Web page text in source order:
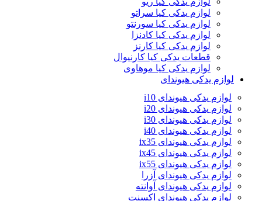
لوازم یدکی کیا سراتو
لوازم یدکی کیا سورنتو
لوازم یدکی کیا کادنزا
لوازم یدکی کیا کارنز
قطعات یدکی کیا کارنیوال
لوازم یدکی کیا موهاوی
لوازم یدکی هیوندای
لوازم یدکی هیوندای i10
لوازم یدکی هیوندای i20
لوازم یدکی هیوندای i30
لوازم یدکی هیوندای i40
لوازم یدکی هیوندای ix35
لوازم یدکی هیوندای ix45
لوازم یدکی هیوندای ix55
لوازم یدکی هیوندای آزرا
لوازم یدکی هیوندای آوانته
لوازم یدکی هیوندای اکسنت